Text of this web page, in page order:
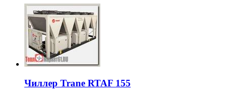
Чиллер Trane RTAF 155